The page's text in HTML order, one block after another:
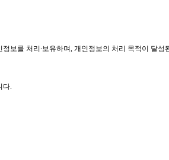
보를 처리∙보유하며 개인정보의 처리 목적이 달성
다